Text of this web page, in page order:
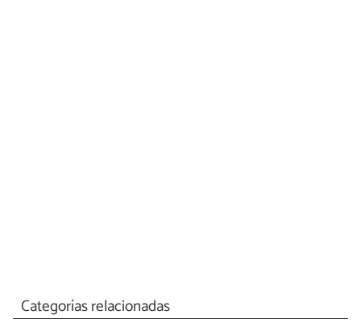
Categorías relacionadas